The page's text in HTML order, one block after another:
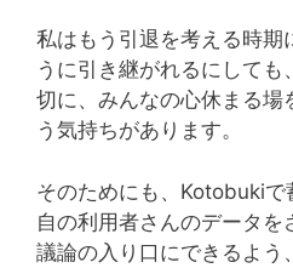
私はもう引退を考える時期
うに引き継がれるにして
切に、みんなの心休まる場
う気持ちがあります。
そのためにも、Kotobukiで
自の利用者さんのデータを
議論の入り口にできるよう